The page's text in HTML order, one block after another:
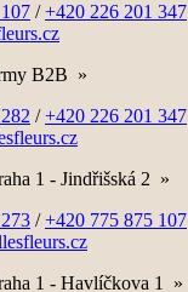
/+420 226 201 347
B2B »
/+420 226 201 347
1 - Jindřišská 2 »
/+420 775 875 107
1 - Havlíčkova 1
»